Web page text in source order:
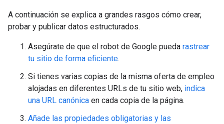
A continuación se explica a grandes rasgos cómo crear,
probar y publicar datos estructurados.
Asegúrate de que el robot de Google pueda rastrear
tu sitio de forma eficiente.
Si tienes varias copias de la misma oferta de empleo
alojadas en diferentes URLs de tu sitio web, indica
una URL canónica en cada copia de la página.
Añade las propiedades obligatorias y las